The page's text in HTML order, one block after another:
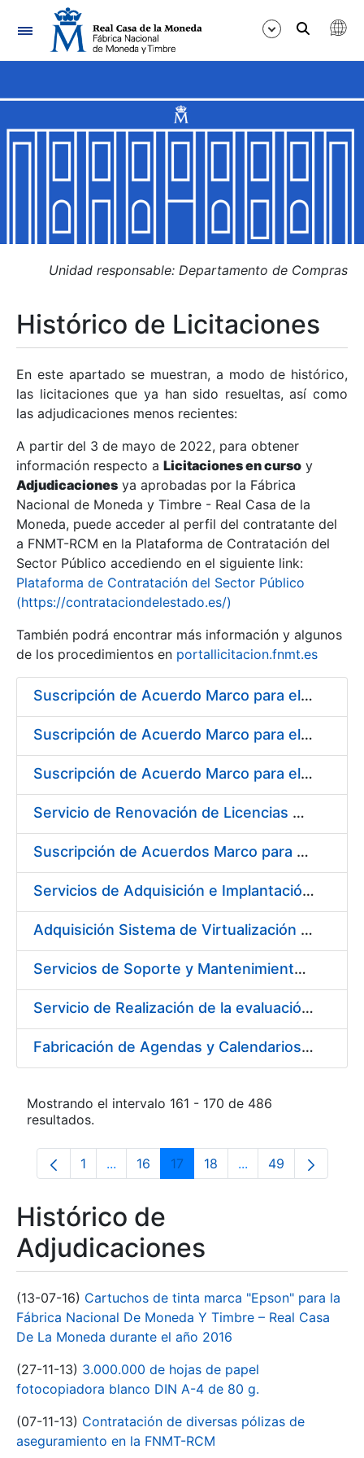
Navegación
Mostrar/Ocultar
Mostrar/Ocultar
Mostrar/Ocultar
Mostrar/Ocultar
Mostrar/Ocultar
Mostrar/Ocultar
Unidad responsable: Departamento de Compras
Histórico de Licitaciones
En este apartado se muestran, a modo de histórico,
las licitaciones que ya han sido resueltas, así como
las adjudicaciones menos recientes:
A partir del 3 de mayo de 2022, para obtener
información respecto a Licitaciones en curso y
Adjudicaciones ya aprobadas por la Fábrica
Nacional de Moneda y Timbre - Real Casa de la
Moneda, puede acceder al perfil del contratante del
a FNMT-RCM en la Plataforma de Contratación del
Sector Público accediendo en el siguiente link:
Plataforma de Contratación del Sector Público
(https://contrataciondelestado.es/)
También podrá encontrar más información y algunos
de los procedimientos en portallicitacion.fnmt.es
Suscripción de Acuerdo Marco para el Suministro de Material de Hierro para la Fábrica de Papel de Seguridad de la FNMT-RCM en Burgos
Suscripción de Acuerdo Marco para el Suministro de Material de Neumática para la Fábrica de Papel de Seguridad de la FNMT-RCM en Burgos
Suscripción de Acuerdo Marco para el Suministro de Material de Acero Inoxidable para la Fábrica de Papel de Seguridad de la FNMT-RCM en Burgos
Servicio de Renovación de Licencias Adobe
Suscripción de Acuerdos Marco para el Suministro de Equipos de Protección Individual (EPI’s)
Servicios de Adquisición e Implantación de un Sistema de Gestión Corporativa e Integrada de la Prevención de Riesgos Laborales
Adquisición Sistema de Virtualización VMWARE CERES
Servicios de Soporte y Mantenimiento de Licencias de Software y Help Desk de la Infraestructura de la Fábrica Nacional de Moneda y Timbre-Real Casa de la Moneda
Servicio de Realización de la evaluación de Riesgos Psicosociales y de salud laboral en los puestos de trabajo de la FNMT-RCM
Fabricación de Agendas y Calendarios para FNMT-RCM
Mostrando el intervalo 161 - 170 de 486
resultados.
Página
1 ...Páginas intermedias Use TAB para
Página
16 Página
17 Página
18 ...PáginasPágina
49
Histórico de
Adjudicaciones
(13-07-16) Cartuchos de tinta marca "Epson" para la
Fábrica Nacional De Moneda Y Timbre – Real Casa
De La Moneda durante el año 2016
(27-11-13) 3.000.000 de hojas de papel
fotocopiadora blanco DIN A-4 de 80 g.
(07-11-13) Contratación de diversas pólizas de
aseguramiento en la FNMT-RCM